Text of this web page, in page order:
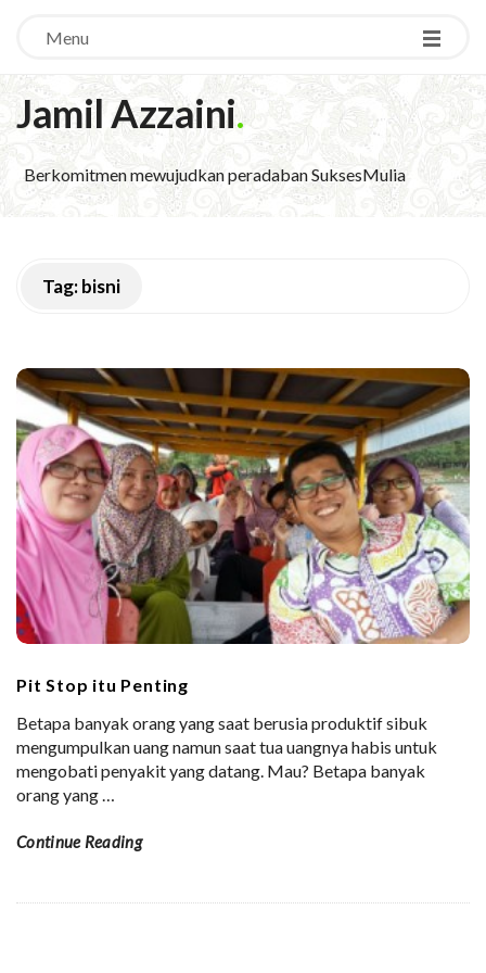
Menu
Jamil Azzaini.
Berkomitmen mewujudkan peradaban SuksesMulia
Tag:bisni
Pit Stop itu Penting
Betapa banyak orang yang saat berusia produktif sibuk
mengumpulkan uang namun saat tua uangnya habis untuk
mengobati penyakit yang datang. Mau? Betapa banyak
orang yang
Continue Reading